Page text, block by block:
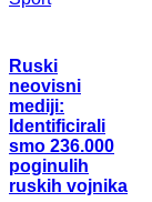
Ruski
neovisni
mediji:
Identificirali
smo 236.000
poginulih
ruskih vojnika